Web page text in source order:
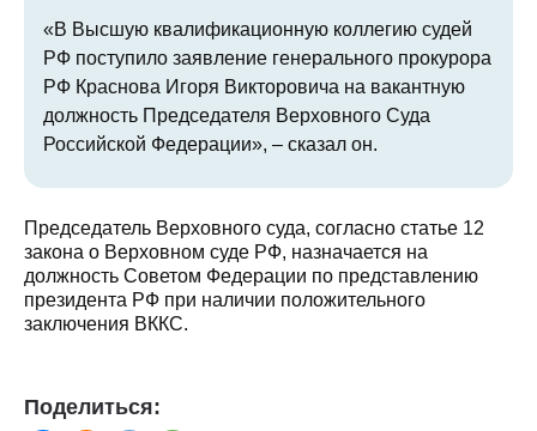
«В Высшую квалификационную коллегию судей
РФ поступило заявление генерального прокурора
РФ Краснова Игоря Викторовича на вакантную
должность Председателя Верховного Суда
Российской Федерации», – сказал он.
Председатель Верховного суда, согласно статье 12
закона о Верховном суде РФ, назначается на
должность Советом Федерации по представлению
президента РФ при наличии положительного
заключения ВККС.
Поделиться: